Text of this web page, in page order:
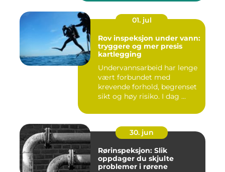
01. jul
Rov inspeksjon under vann:
tryggere og mer presis
kartlegging
Undervannsarbeid har lenge
vært forbundet med
krevende forhold, begrenset
sikt og høy risiko. I dag ...
30. jun
Rørinspeksjon: Slik
oppdager du skjulte
problemer i rørene